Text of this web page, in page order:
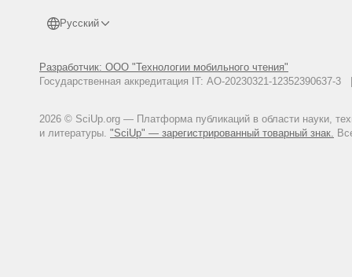
Русский
Разработчик: ООО "Технологии мобильного чтения"
Государственная аккредитация IT: АО-20230321-
2026 © SciUp.org — Платформа публикаций в области науки,
и литературы. "SciUp" — зарегистрированный товарный знак.